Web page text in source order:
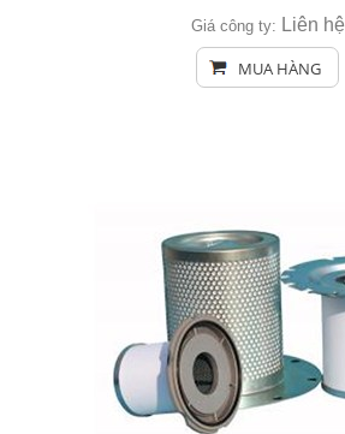
Giá công ty: Liên hệ
MUA HÀNG